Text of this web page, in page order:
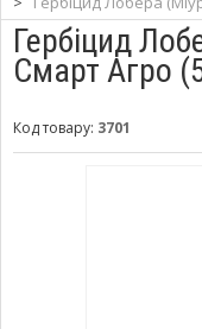
Гербіцид
Смарт Агро
Код товару: 3701